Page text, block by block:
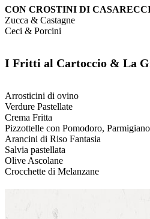
CON CROSTINI DI
Zucca & Castagne
Ceci & Porcini
I Fritti al Cartoccio & La
Arrosticini di ovino
Verdure Pastellate
Crema Fritta
Pizzottelle con Pomodoro,
Arancini di Riso Fantasia
Salvia pastellata
Olive Ascolane
Crocchette di Melanzane